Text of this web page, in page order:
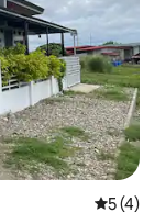
5 de
5 (4)